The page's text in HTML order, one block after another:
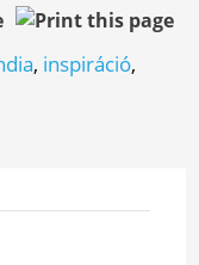
, inspiráció,